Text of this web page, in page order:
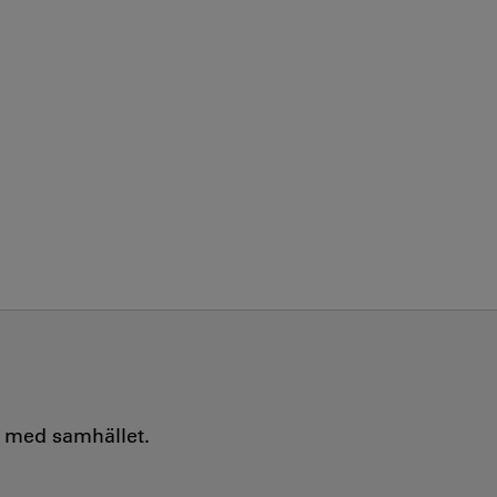
samhället.